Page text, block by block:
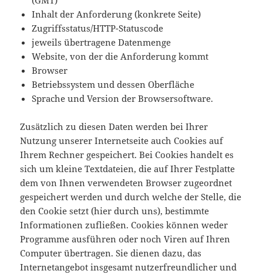
Inhalt der Anforderung (konkrete Seite)
Zugriffsstatus/HTTP-Statuscode
jeweils übertragene Datenmenge
Website, von der die Anforderung kommt
Browser
Betriebssystem und dessen Oberfläche
Sprache und Version der Browsersoftware.
Zusätzlich zu diesen Daten werden bei Ihrer
Nutzung unserer Internetseite auch Cookies auf
Ihrem Rechner gespeichert. Bei Cookies handelt es
sich um kleine Textdateien, die auf Ihrer Festplatte
dem von Ihnen verwendeten Browser zugeordnet
gespeichert werden und durch welche der Stelle, die
den Cookie setzt (hier durch uns), bestimmte
Informationen zufließen. Cookies können weder
Programme ausführen oder noch Viren auf Ihren
Computer übertragen. Sie dienen dazu, das
Internetangebot insgesamt nutzerfreundlicher und